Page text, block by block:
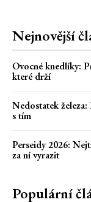
Nejnovější
Ovocné knedlíky:
které drží
Nedostatek železa:
s tím
Perseidy 2026:
za ní vyrazit
Populární